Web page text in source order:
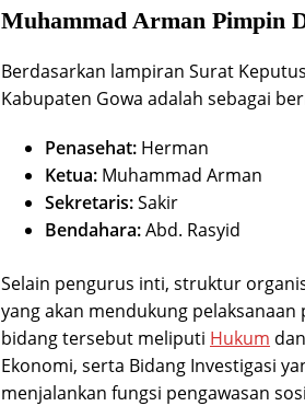
Muhammad Arman Pimpin
Berdasarkan lampiran Surat
Kabupaten Gowa adalah sebagai
Penasehat: Herman
Ketua: Muhammad Arman
Sekretaris:Sakir
Bendahara:Abd. Rasyid
Selain pengurus inti, struktur
yang akan mendukung
bidang tersebut meliputi Hukum
Ekonomi, serta Bidang Investigasi
menjalankan fungsi pengawasan